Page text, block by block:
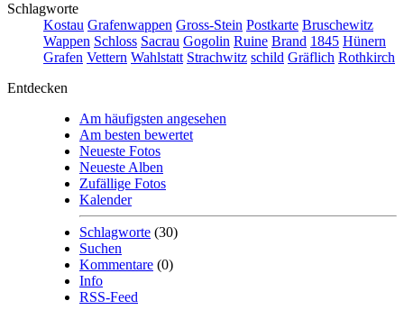
Schlagworte
Kostau Grafenwappen Gross-Stein Postkarte Bruschewitz
Wappen Schloss Sacrau Gogolin Ruine Brand 1845 Hünern
Grafen Vettern Wahlstatt Strachwitz schild Gräflich Rothkirch
Entdecken
Am häufigsten angesehen
Am besten bewertet
Neueste Fotos
Neueste Alben
Zufällige Fotos
Kalender
Schlagworte (30)
Suchen
Kommentare (0)
Info
RSS-Feed